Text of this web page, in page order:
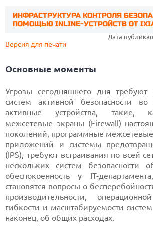
ИНФРАСТРУКТУРА КОНТРОЛЯ
ПОМОЩЬЮ INLINE-УСТРОЙСТВ ОТ
Дата
Версия для печати
Основные моменты
Угрозы сегодняшнего дня требуют
систем активной безопасности
активные устройства, такие,
межсетевые экраны (Firewall)
поколений, программные
приложений и системы
(IPS), требуют встраивания по всей
нескольких систем безопасности
обеспокоенность у IT-
становятся вопросы о
производительности,
гибкости и масштабируемости
наконец, об общих расходах.